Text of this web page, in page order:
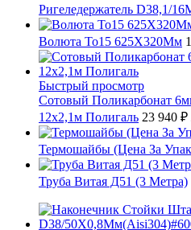
Ригеледержатель D38,1/
Волюта То15 625X320Мм
Быстрый просмотр
Сотовый Поликарбонат
12х2,1м Полигаль 23 940 ₽
Термошайбы (Цена За
Труба Витая Д51 (3 Метра)